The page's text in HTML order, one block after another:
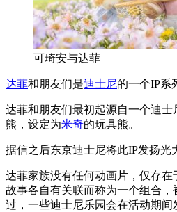
可琦安与达菲
达菲和朋友们是迪士尼的一个IP系
达菲和朋友们最初起源自一个迪
熊，设定为米奇的玩具熊。
据信之后东京迪士尼将此IP发扬光
达菲家族没有任何动画片，仅存在
故事各自有关联而称为一个组合，
过，一些迪士尼乐园会在活动期